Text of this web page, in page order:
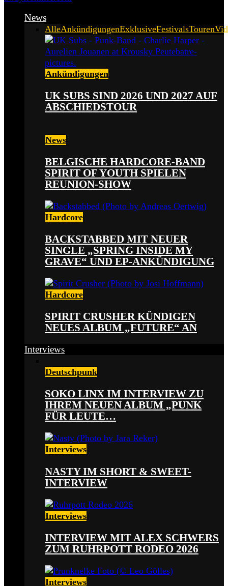
News
AlleAnkündigungenExklusiveFestivalsTouren
Ankündigungen
UK SUBS SIND 2026 UND 2027 AUF
ABSCHIEDSTOUR
News
BELGISCHE HARDCORE-BAND
SPIRIT OF YOUTH SPIELEN
REUNION-SHOW
Hardcore
BACKSTABBED MIT NEUER
SINGLE „SPRING INSIDE MY
GRAVE“ UND EP-ANKÜNDIGUNG
Hardcore
SPIRIT CRUSHER KÜNDIGEN
NEUES ALBUM „FUTURE“ AN
Interviews
Deutschpunk
SOKO LINX IM INTERVIEW ZU
IHREM NEUEN ALBUM „PUNK
FÜR LEUTE…
Interviews
NASTY IM SHORT & SWEET-
INTERVIEW
Interviews
INTERVIEW MIT ALEX SCHWERS
ZUM RUHRPOTT RODEO 2026
Interviews